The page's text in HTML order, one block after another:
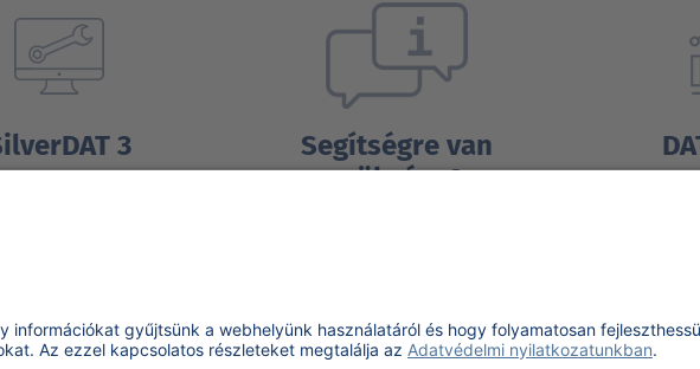
3
Segítségre van
szüksége?